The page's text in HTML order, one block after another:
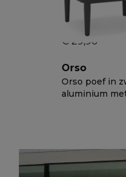
Bristol textiel
€ 29,90
Orso
Orso poef in
aluminium